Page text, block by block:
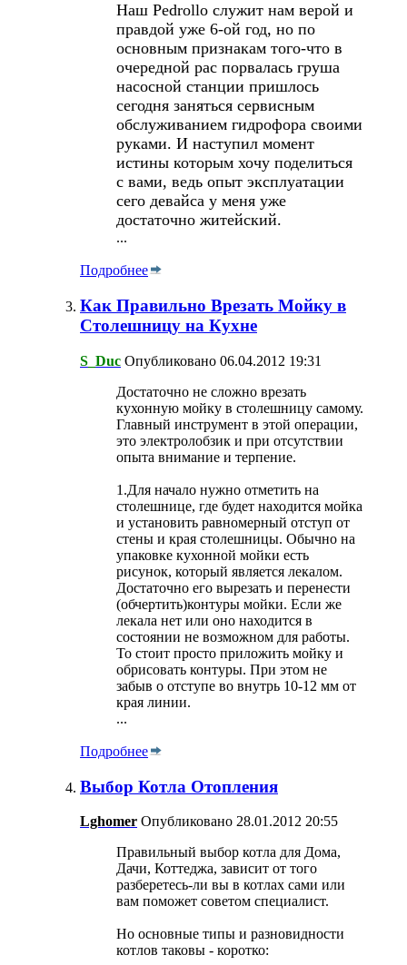
Наш Pedrollo служит нам верой и
правдой уже 6-ой год, но по
основным признакам того-что в
очередной рас порвалась груша
насосной станции пришлось
сегодня заняться сервисным
обслуживанием гидрофора своими
руками. И наступил момент
истины которым хочу поделиться
с вами, ведь опыт эксплуатации
сего девайса у меня уже
достаточно житейский.
...
Подробнее
Как Правильно Врезать Мойку в
Столешницу на Кухне
S_Duc Опубликовано 06.04.2012 19:31
Достаточно не сложно врезать
кухонную мойку в столешницу самому.
Главный инструмент в этой операции,
это электролобзик и при отсутствии
опыта внимание и терпение.
1.Для начало нужно отметить на
столешнице, где будет находится мойка
и установить равномерный отступ от
стены и края столешницы. Обычно на
упаковке кухонной мойки есть
рисунок, который является лекалом.
Достаточно его вырезать и перенести
(обчертить)контуры мойки. Если же
лекала нет или оно находится в
состоянии не возможном для работы.
То стоит просто приложить мойку и
обрисовать контуры. При этом не
забыв о отступе во внутрь 10-12 мм от
края линии.
...
Подробнее
Выбор Котла Отопления
Lghomer Опубликовано 28.01.2012 20:55
Правильный выбор котла для Дома,
Дачи, Коттеджа, зависит от того
разберетесь-ли вы в котлах сами или
вам поможет советом специалист.
Но основные типы и разновидности
котлов таковы - коротко: